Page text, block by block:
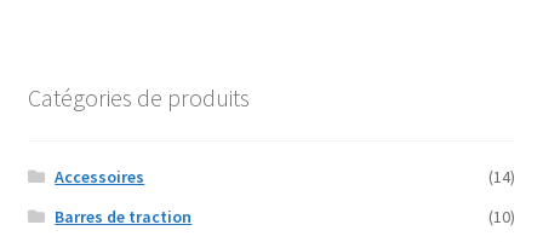
Catégories de produits
Accessoires
(14)
Barres de traction
(10)